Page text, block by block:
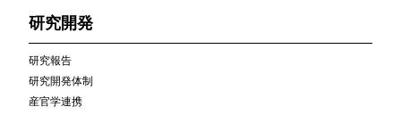
研究開発
研究報告
研究開発体制
産官学連携